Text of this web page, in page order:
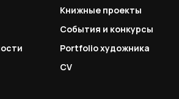
Книжные проекты
События и конкурсы
Portfolioхудожника
CV